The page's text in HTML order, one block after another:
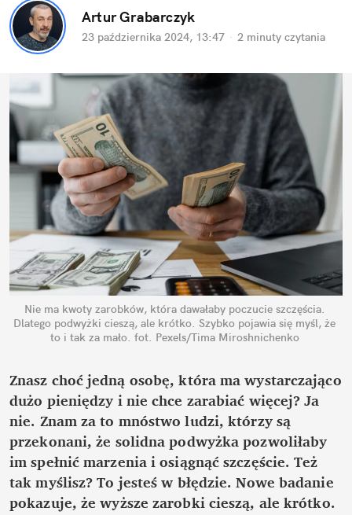
Artur Grabarczyk
23 października 2024, 13:47 · 2 minuty czytania
Nie ma kwoty zarobków, która dawałaby poczucie szczęścia.
Dlatego podwyżki cieszą, ale krótko. Szybko pojawia się myśl, że
to i tak za mało. fot. Pexels/Tima Miroshnichenko
Znasz choć jedną osobę, która ma wystarczająco
dużo pieniędzy i nie chce zarabiać więcej? Ja
nie. Znam za to mnóstwo ludzi, którzy są
przekonani, że solidna podwyżka pozwoliłaby
im spełnić marzenia i osiągnąć szczęście. Też
tak myślisz? To jesteś w błędzie. Nowe badanie
pokazuje, że wyższe zarobki cieszą, ale krótko.